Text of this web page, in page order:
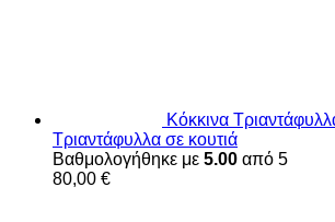
Κόκκινα
Τριαντάφυλλα σε κουτιά
Βαθμολογήθηκε με 5.00 από 5
80,00 €